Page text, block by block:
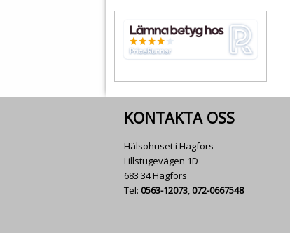
KONTAKTA OSS
Hälsohuset i Hagfors
Lillstugevägen 1D
683 34 Hagfors
Tel: 0563-12073,072-0667548